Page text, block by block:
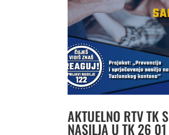
AKTUELNO RTV TK
NASILJA U TK 26